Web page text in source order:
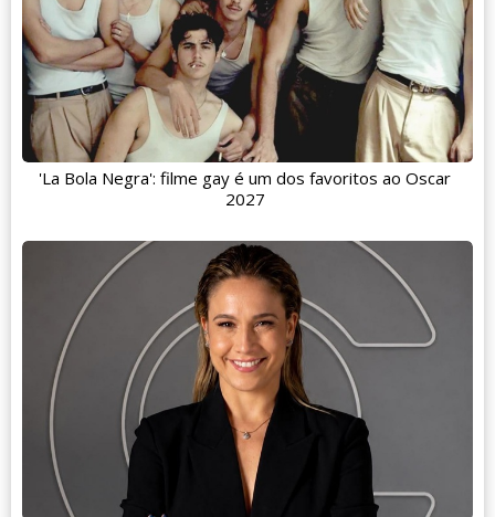
'La Bola Negra': filme gay é um dos favoritos ao Oscar
2027